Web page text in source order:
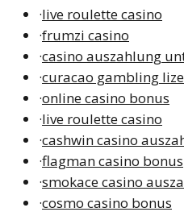
·live roulette casino
·frumzi casino
·casino auszahlung
·curacao gambling
·online casino bonus
·live roulette casino
·cashwin casino
·flagman casino bonus
·smokace casino
·cosmo casino bonus